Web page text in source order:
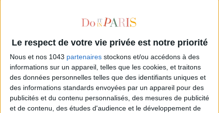
Le respect de votre vie privée est notre priorité
Nous et nos 1043 partenaires stockons et/ou accédons à des
informations sur un appareil, telles que les cookies, et traitons
des données personnelles telles que des identifiants uniques et
des informations standards envoyées par un appareil pour des
publicités et du contenu personnalisés, des mesures de publicité
et de contenu, des études d'audience et le développement de
3 PROMENADES ARTY GRATUITES POUR PROFITER DU SOLEIL